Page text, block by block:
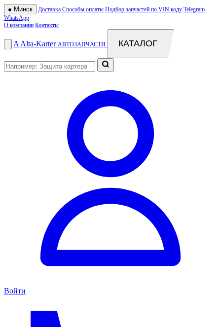
● Минск Доставка Способы оплаты Подбор запчастей по VIN коду Telegram
WhatsApp
О компании Контакты
A Alta-Karter АВТОЗАПЧАСТИ КАТАЛОГ
Войти